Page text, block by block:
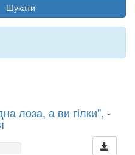
Шукати
лоза, а ви гілки", -